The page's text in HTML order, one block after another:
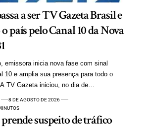
a ser TV Gazeta Brasil e
país pelo Canal 10 da Nova
emissora inicia nova fase com sinal
10 e amplia sua presença para todo o
TV Gazeta iniciou, no dia de…
8 DE AGOSTO DE 2026
suspeito de tráfico